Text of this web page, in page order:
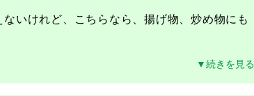
いけれど、こちらなら、揚げ物、炒め物にも
▼続きを見る